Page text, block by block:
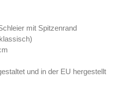
mit Spitzenrand
und in der EU hergestellt